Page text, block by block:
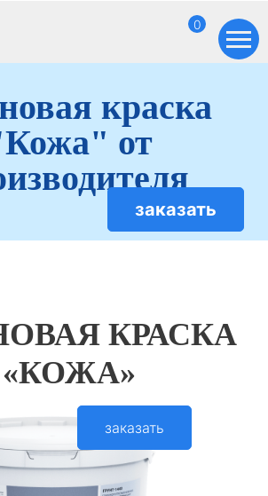
0
краска
от
заказать
КРАСКА
«КОЖА»
заказать